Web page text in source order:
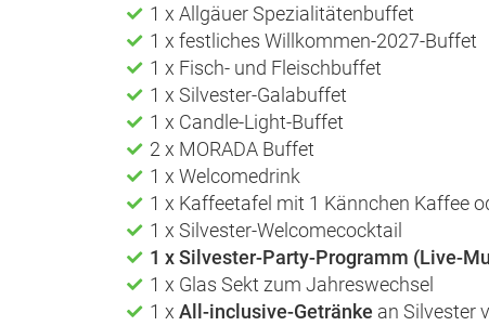
1 x Allgäuer Spezialitätenbuffet
1 x festliches Willkommen-2027-Buffet
1 x Fisch- und Fleischbuffet
1 x Silvester-Galabuffet
1 x Candle-Light-Buffet
2 x MORADA Buffet
1 x Welcomedrink
1 x Kaffeetafel mit 1 Kännchen Kaffee
1 x Silvester-Welcomecocktail
1 x Silvester-Party-Programm (Live-
1 x Glas Sekt zum Jahreswechsel
1 x All-inclusive-Getränke an Silvester